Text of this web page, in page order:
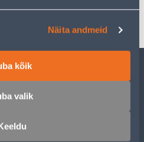
Näita andmeid
kõik
valik